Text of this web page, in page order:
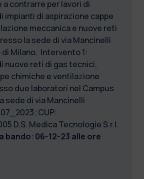
contrarre per lavori di
impianti di aspirazione cappe
meccanica e nuove reti
la sede di via Mancinelli
Milano. Intervento 1:
nuove reti di gas tecnici,
chimiche e ventilazione
due laboratori nel Campus
sede di via Mancinelli
CUP:
D.S. Medica Tecnologie S.r.l.
bando: 06-12-23 alle ore